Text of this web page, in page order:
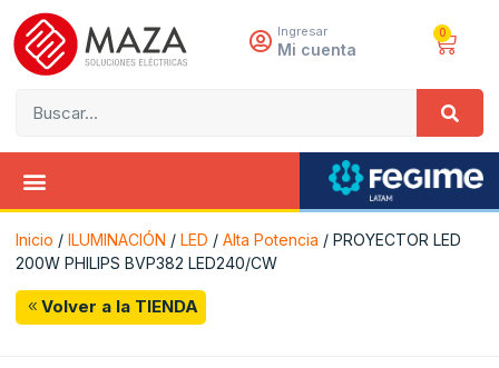
Ingresar
Mi cuenta
0
Inicio / ILUMINACIÓN / LED / Alta Potencia / PROYECTOR LED
200W PHILIPS BVP382 LED240/CW
Volver a la TIENDA